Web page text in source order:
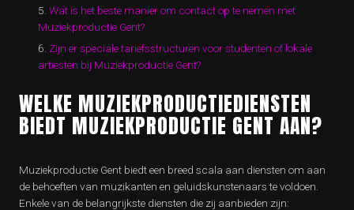
Wat is het beste manier om contact op te nemen met
Muziekproductie Gent?
Zijn er speciale tariefsstructuren voor studenten of lokale
artiesten bij Muziekproductie Gent?
WELKE MUZIEKPRODUCTIEDIENSTEN
BIEDT MUZIEKPRODUCTIE GENT AAN?
Muziekproductie Gent biedt een breed scala aan diensten om aan
de behoeften van muzikanten en geluidskunstenaars te voldoen.
Enkele van de belangrijkste diensten die zij aanbieden zijn: